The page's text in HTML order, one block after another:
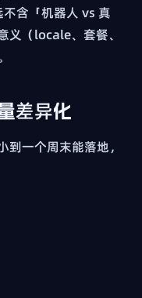
含「机器人 vs 真
义（locale、套餐、
差异化
一个周末能落地，